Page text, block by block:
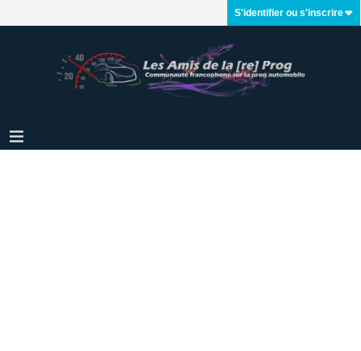
S'identifier ou s'inscrire